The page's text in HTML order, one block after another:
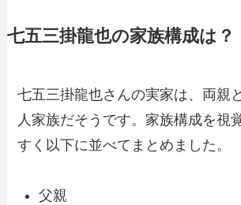
七五三掛龍也の家族構成は？
七五三掛龍也さんの実家は、両親
人家族だそうです。家族構成を視
すく以下に並べてまとめました。​
父親